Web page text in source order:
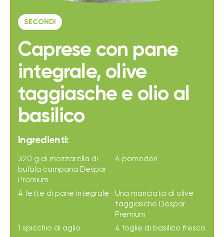
SECONDI
Caprese con pane
integrale, olive
taggiasche e olio al
basilico
Ingredienti:
320 g di mozzarella di
bufala campana Despar
Premium
4 pomodori
4 fette di pane integrale
Una manciata di olive
taggiasche Despar
Premium
1 spicchio di aglio
4 foglie di basilico fresco